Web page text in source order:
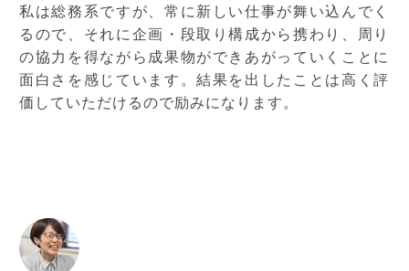
私は総務系ですが、常に新しい仕事が舞い込んでく
るので、それに企画・段取り構成から携わり、周り
の協力を得ながら成果物ができあがっていくことに
面白さを感じています。結果を出したことは高く評
価していただけるので励みになります。